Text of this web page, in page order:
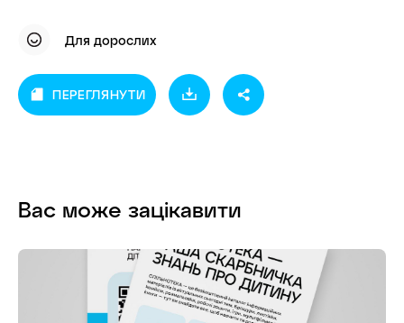
Для дорослих
ПЕРЕГЛЯНУТИ
Вас може зацікавити